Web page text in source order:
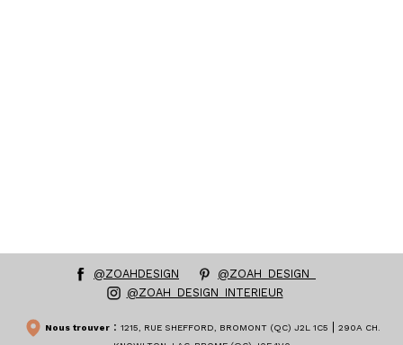
@ZOAHDESIGN
@ZOAH_DESIGN_
@ZOAH_DESIGN_INTERIEUR
Nous trouver: 1215, RUE SHEFFORD, BROMONT (QC) J2L 1C5
290A CH.